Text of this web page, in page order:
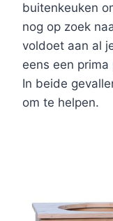
buitenkeuken
nog op zoek
voldoet aan al
eens een
In beide
om te helpen.